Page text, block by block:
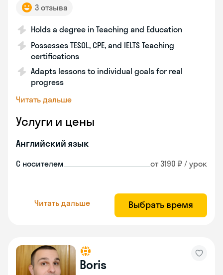
3 отзыва
Holds a degree in Teaching and Education
Possesses TESOL, CPE, and IELTS Teaching
certifications
Adapts lessons to individual goals for real
progress
Читать дальше
Услуги и цены
Английский язык
С носителем от 3190 ₽ / урок
Читать дальше Выбрать время
Boris